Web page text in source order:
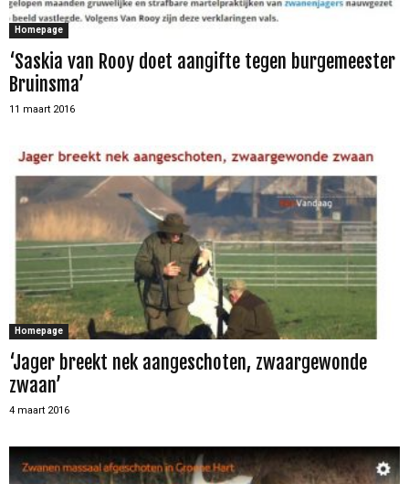
Homepage
‘Saskia van Rooy doet aangifte tegen burgemeester
Bruinsma’
11 maart 2016
Homepage
‘Jager breekt nek aangeschoten, zwaargewonde
zwaan’
4 maart 2016